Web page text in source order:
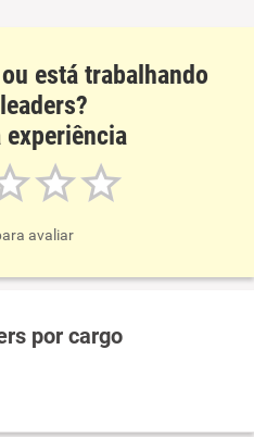
está trabalhando
experiência
avaliar
por cargo